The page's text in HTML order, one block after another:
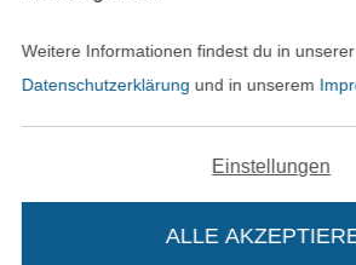
Finde mehr
Weitere Informationen findest du in unserer
Datenschutzerklärung und in unserem
Einstellungen
ALLE